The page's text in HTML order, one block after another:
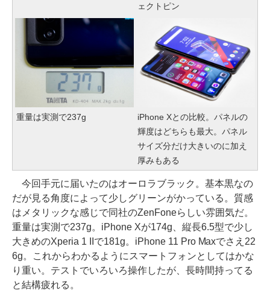
ェクトピン
重量は実測で237g
iPhone Xとの比較。パネルの
輝度はどちらも最大。パネル
サイズ分だけ大きいのに加え
厚みもある
今回手元に届いたのはオーロラブラック。基本黒なの
だが見る角度によって少しグリーンがかっている。質感
はメタリックな感じで同社のZenFoneらしい雰囲気だ。
重量は実測で237g。iPhone Xが174g、縦長6.5型で少し
大きめのXperia 1 IIで181g。iPhone 11 Pro Maxでさえ22
6g。これからわかるようにスマートフォンとしてはかな
り重い。テストでいろいろ操作したが、長時間持ってる
と結構疲れる。